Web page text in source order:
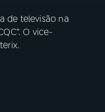
de televisão na
O vice-